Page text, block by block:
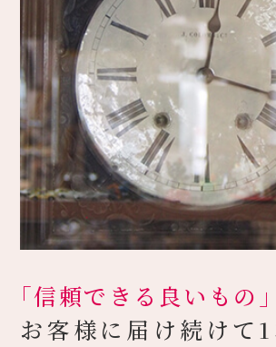
「信頼できる良いもの」
お客様に届け続けて